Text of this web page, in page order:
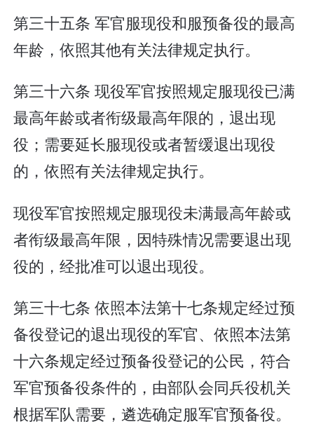
第三十五条 军官服现役和服预备役的最高
年龄，依照其他有关法律规定执行。
第三十六条 现役军官按照规定服现役已满
最高年龄或者衔级最高年限的，退出现
役；需要延长服现役或者暂缓退出现役
的，依照有关法律规定执行。
现役军官按照规定服现役未满最高年龄或
者衔级最高年限，因特殊情况需要退出现
役的，经批准可以退出现役。
第三十七条 依照本法第十七条规定经过预
备役登记的退出现役的军官、依照本法第
十六条规定经过预备役登记的公民，符合
军官预备役条件的，由部队会同兵役机关
根据军队需要，遴选确定服军官预备役。